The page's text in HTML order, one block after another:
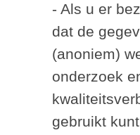
- Als u er
dat de
(anoniem)
onderzoek
gebruikt